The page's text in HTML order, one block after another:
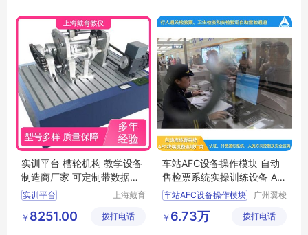
平面机构运动方案创新设计实验台
智能家居样板操作间操作实训装置
实训平台 槽轮机构 教学设备
制造商厂家 可定制带数据采
集
实训平台
槽轮机构实验台
上海戴育
设备有限
￥ 8251.00 拨打电话
车站AFC设备操作模块 自动
售检票系统实操训练设备 AF
C智能票务装置
车站AFC设备操作模块
AFC智能票务装置
广州翼梭
有限公司
￥ 6.73万 拨打电话